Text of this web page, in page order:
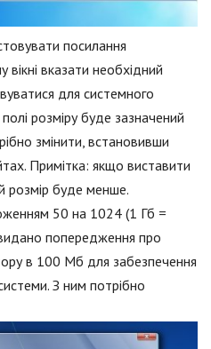
посилання
вказати необхідний
для системного
розміру буде зазначений
змінити, встановивши
Примітка: якщо виставити
розмір буде менше.
50 на 1024 (1 Гб =
попередження про
в 100 Мб для забезпечення
З ним потрібно